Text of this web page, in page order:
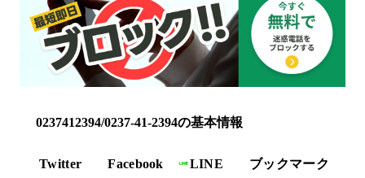
0237412394/0237-41-2394の基本情報
Twitter Facebook LINE
ブックマーク